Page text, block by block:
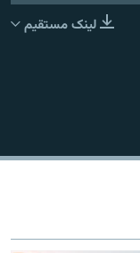
لینک مستقیم